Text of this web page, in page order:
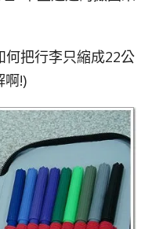
何把行李只縮成22公
啊!)